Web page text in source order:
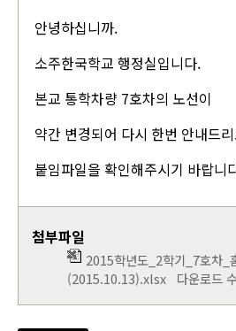
안녕하십니까.
소주한국학교 행정실입니다.
본교 통학차량 7호차의 노선이
약간 변경되어 다시 한번 안내드
붙임파일을 확인해주시기 바랍니
첨부파일
2015학년도_2학기_7호차_
(2015.10.13).xlsx 다운로드